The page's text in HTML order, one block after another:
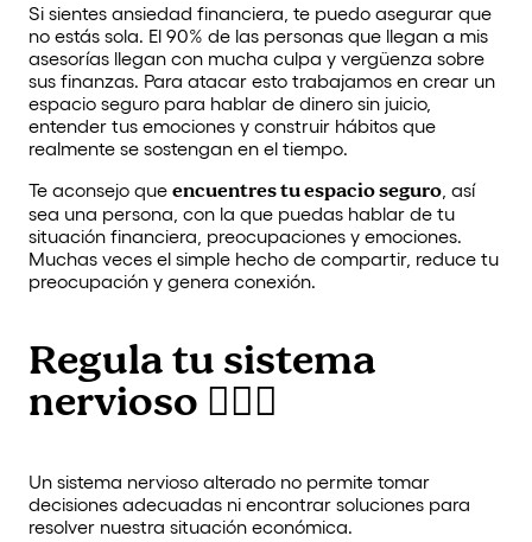
Si sientes ansiedad financiera, te puedo asegurar que
no estás sola. El 90% de las personas que llegan a mis
asesorías llegan con mucha culpa y vergüenza sobre
sus finanzas. Para atacar esto trabajamos en crear un
espacio seguro para hablar de dinero sin juicio,
entender tus emociones y construir hábitos que
realmente se sostengan en el tiempo.
Te aconsejo que encuentres tu espacio seguro , así
sea una persona, con la que puedas hablar de tu
situación financiera, preocupaciones y emociones.
Muchas veces el simple hecho de compartir, reduce tu
preocupación y genera conexión.
Regula tu sistema
nervioso 🧘🏽‍♀️
Un sistema nervioso alterado no permite tomar
decisiones adecuadas ni encontrar soluciones para
resolver nuestra situación económica.